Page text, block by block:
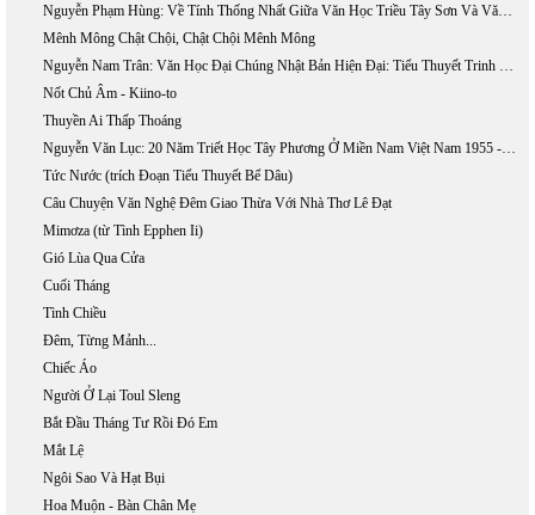
Nguyễn Phạm Hùng: Về Tính Thống Nhất Giữa Văn Học Triều Tây Sơn Và Văn Học Triều Nguyễn
Mênh Mông Chật Chội, Chật Chội Mênh Mông
Nguyễn Nam Trân: Văn Học Đại Chúng Nhật Bản Hiện Đại: Tiểu Thuyết Trinh Thám Và Khoa Học Giả Tưởng
Nốt Chủ Âm - Kiino-to
Thuyền Ai Thấp Thoáng
Nguyễn Văn Lục: 20 Năm Triết Học Tây Phương Ở Miền Nam Việt Nam 1955 - 1975
Tức Nước (trích Đoạn Tiểu Thuyết Bể Dâu)
Câu Chuyện Văn Nghệ Đêm Giao Thừa Với Nhà Thơ Lê Đạt
Mimơza (từ Tình Epphen Ii)
Gió Lùa Qua Cửa
Cuối Tháng
Tình Chiều
Đêm, Từng Mảnh...
Chiếc Áo
Người Ở Lại Toul Sleng
Bắt Đầu Tháng Tư Rồi Đó Em
Mắt Lệ
Ngôi Sao Và Hạt Bụi
Hoa Muộn - Bàn Chân Mẹ